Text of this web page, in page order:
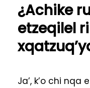
¿Achike
etzeqilel
Ja’, k’o chi nqa